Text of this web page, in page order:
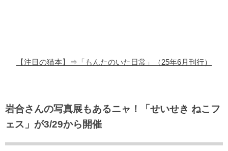
【注目の猫本】⇒「もんたのいた日常」（25年6月刊行）
岩合さんの写真展もあるニャ！「せいせき ねこフ
ェス」が3/29から開催
猫のゲーム・アプリ
猫のフリー写真素材